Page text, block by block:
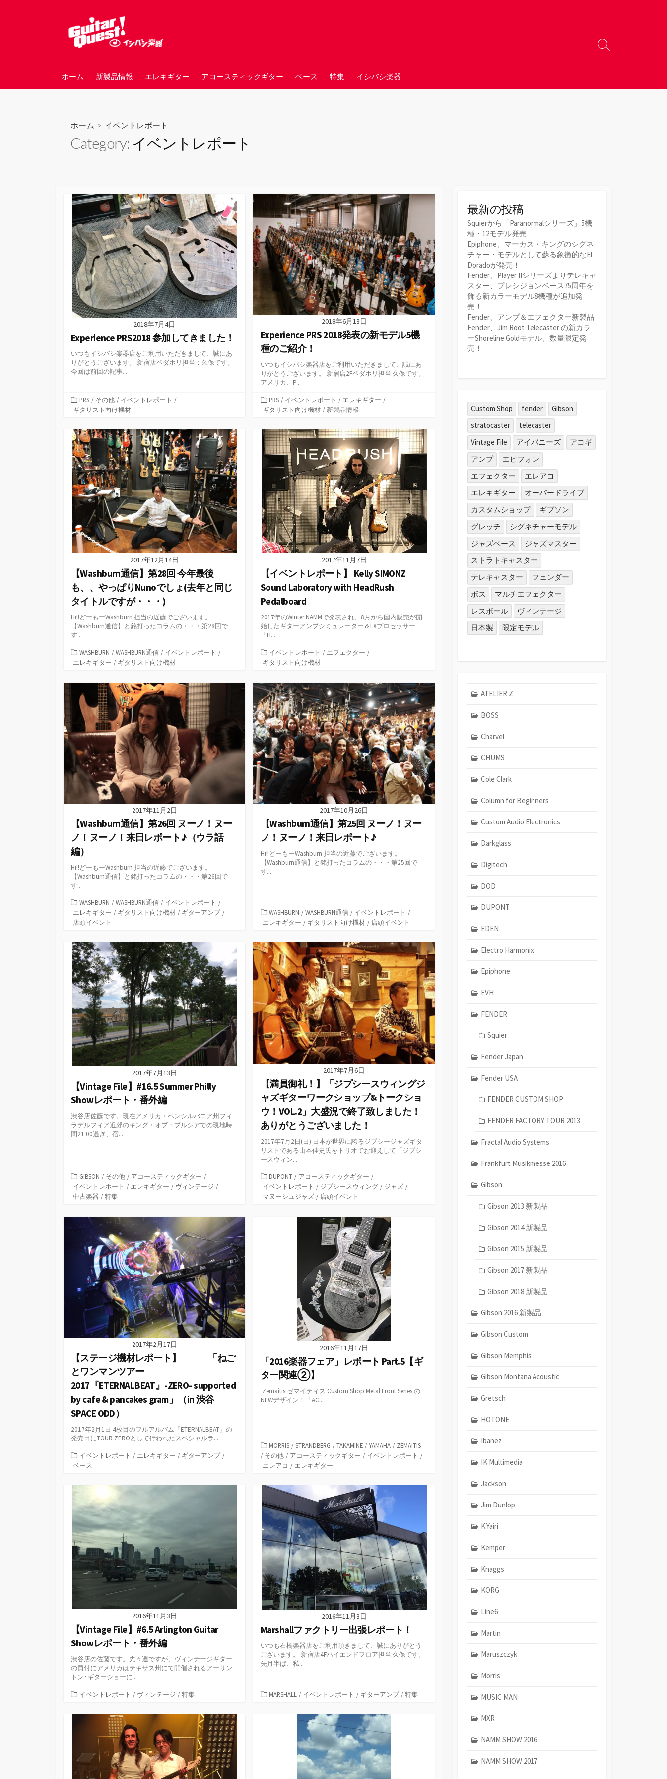
ホーム 新製品情報 エレキギター アコースティックギター ベース 特集 イシバシ楽器
検
替
ホーム > イベントレポート
Category: イベントレポート
2018年7月4日
Experience PRS2018 参加してきました！
いつもイシバシ楽器店をご利用いただきまして、誠にあ
りがとうございます。 新宿店ペダホリ担当：久保です。
今回は前回の記事...
カ
テ
リ
ー
PRS / その他 / イベントレポート /
ギタリスト向け機材
2018年6月13日
Experience PRS 2018発表の新モデル5機
種のご紹介！
いつもイシバシ楽器店をご利用いただきまして、誠にあ
りがとうございます。 新宿店2Fペダホリ担当:久保です。
アメリカ、P...
カ
テ
リ
ー
PRS / イベントレポート / エレキギター /
ギタリスト向け機材 / 新製品情報
2017年12月14日
【Washburn通信】第28回 今年最後
も、、やっぱりNunoでしょ(去年と同じ
タイトルですが・・・)
Hi!!どーもーWashburn 担当の近藤でございます。
【Washburn通信】と銘打ったコラムの・・・第28回で
す...
カ
テ
リ
ー
WASHBURN / WASHBURN通信 / イベントレポート /
エレキギター / ギタリスト向け機材
2017年11月7日
【イベントレポート】 Kelly SIMONZ
Sound Laboratory with HeadRush
Pedalboard
2017年のWinter NAMMで発表され、8月から国内販売が開
始したギターアンプシミュレーター＆FXプロセッサー
「H...
カ
テ
リ
ー
イベントレポート / エフェクター /
ギタリスト向け機材
2017年11月2日
【Washburn通信】第26回 ヌーノ！ヌー
ノ！ヌーノ！来日レポート♪（ウラ話
編）
Hi!!どーもーWashburn 担当の近藤でございます。
【Washburn通信】と銘打ったコラムの・・・第26回で
す...
カ
テ
ゴ
ー
WASHBURN / WASHBURN通信 / イベントレポート /
エレキギター / ギタリスト向け機材 / ギターアンプ /
店頭イベント
2017年10月26日
【Washburn通信】第25回 ヌーノ！ヌー
ノ！ヌーノ！来日レポート♪
Hi!!どーもーWashburn 担当の近藤でございます。
【Washburn通信】と銘打ったコラムの・・・第25回で
す...
カ
テ
リ
ー
WASHBURN / WASHBURN通信 / イベントレポート /
エレキギター / ギタリスト向け機材 / 店頭イベント
2017年7月13日
【Vintage File】#16.5 Summer Philly
Showレポート・番外編
渋谷店佐藤です。現在アメリカ・ペンシルバニア州フィ
ラデルフィア近郊のキング・オブ・プルシアでの現地時
間21:00過ぎ、宿...
カ
テ
ゴ
ー
GIBSON / その他 / アコースティックギター /
イベントレポート / エレキギター / ヴィンテージ /
中古楽器 / 特集
2017年7月6日
【満員御礼！】「ジプシースウィングジ
ャズギターワークショップ&トークショ
ウ！VOL.2」大盛況で終了致しました！
ありがとうございました！
2017年7月2日(日) 日本が世界に誇るジプシージャズギタ
リストである山本佳史氏をトリオでお迎えして「ジプシ
ースウィン...
カ
テ
ゴ
DUPONT / アコースティックギター /
イベントレポート / ジプシースウィング / ジャズ /
マヌーシュジャズ / 店頭イベント
2017年2月17日
【ステージ機材レポート】 「ねご
とワンマンツアー
2017『ETERNALBEAT』-ZERO- supported
by cafe & pancakes gram」（in 渋谷
SPACE ODD）
2017年2月1日 4枚目のフルアルバム「ETERNALBEAT」の
発売日にTOUR ZEROとして行われたスペシャルラ...
カ
テ
リ
イベントレポート / エレキギター / ギターアンプ /
ベース
2016年11月17日
「2016楽器フェア」レポート Part.5【ギ
ター関連②】
Zemaitis ゼマイティス Custom Shop Metal Front Series の
NEWデザイン！「AC...
カ
テ
ゴ
ー
MORRIS / STRANDBERG / TAKAMINE / YAMAHA / ZEMAITIS
/ その他 / アコースティックギター / イベントレポート /
エレアコ / エレキギター
2016年11月3日
【Vintage File】#6.5 Arlington Guitar
Showレポート・番外編
渋谷店の佐藤です。先々週ですが、ヴィンテージギター
の買付にアメリカはテキサス州にて開催されるアーリン
トン･ギターショーに...
カ
ゴ
イベントレポート / ヴィンテージ / 特集
2016年11月3日
Marshallファクトリー出張レポート！
いつも石橋楽器店をご利用頂きまして、誠にありがとう
ございます。 新宿店4Fハイエンドフロア担当:久保です。
先月半ば、私...
カMARSHALL / イベントレポート / ギターアンプ / 特集
最新の投稿
Squierから「Paranormalシリーズ」5機
種・12モデル発売
Epiphone、マーカス・キングのシグネ
チャー・モデルとして蘇る象徴的なEl
Doradoが発売！
Fender、Player IIシリーズよりテレキャ
スター、プレシジョンベース75周年を
飾る新カラーモデル8機種が追加発
売！
Fender、アンプ＆エフェクター新製品
Fender、Jim Root Telecaster の新カラ
ーShoreline Goldモデル、数量限定発
売！
Custom Shop fender
Gibson
stratocaster
telecaster
Vintage File
アイバニーズ
アコギ
アンプ
エピフォン
エフェクター
エレアコ
エレキギター
オーバードライブ
カスタムショップ
ギブソン
グレッチ
シグネチャーモデル
ジャズベース
ジャズマスター
ストラトキャスター
テレキャスター
フェンダー
ボス
マルチエフェクター
レスポール
ヴィンテージ
日本製
限定モデル
ATELIER Z
BOSS
Charvel
CHUMS
Cole Clark
Column for Beginners
Custom Audio Electronics
Darkglass
Digitech
DOD
DUPONT
EDEN
Electro Harmonix
Epiphone
EVH
FENDER
Squier
Fender Japan
Fender USA
FENDER CUSTOM SHOP
FENDER FACTORY TOUR 2013
Fractal Audio Systems
Frankfurt Musikmesse 2016
Gibson
Gibson 2013 新製品
Gibson 2014 新製品
Gibson 2015 新製品
Gibson 2017 新製品
Gibson 2018 新製品
Gibson 2016 新製品
Gibson Custom
Gibson Memphis
Gibson Montana Acoustic
Gretsch
HOTONE
Ibanez
IK Multimedia
Jackson
Jim Dunlop
K.Yairi
Kemper
Knaggs
KORG
Line6
Martin
Maruszczyk
Morris
MUSIC MAN
MXR
NAMM SHOW 2016
NAMM SHOW 2017